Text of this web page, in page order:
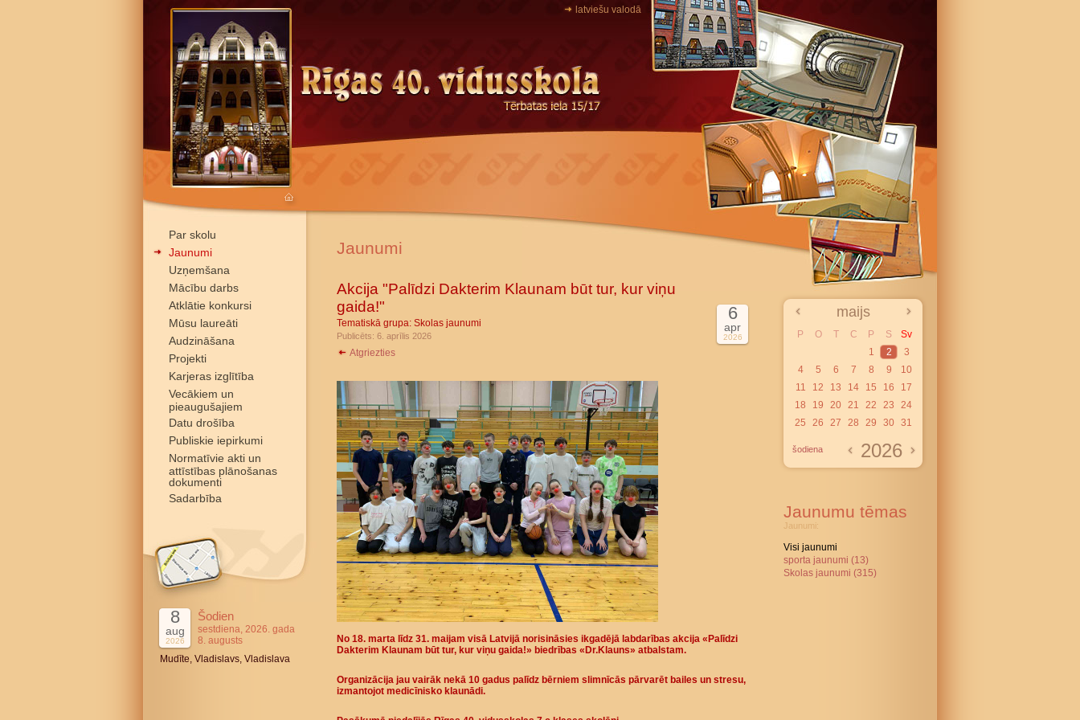
latviešu valodā
Par skolu
Jaunumi
Uzņemšana
Mācību darbs
Atklātie konkursi
Mūsu laureāti
Audzināšana
Projekti
Karjeras izglītība
Vecākiem un
pieaugušajiem
Datu drošība
Publiskie iepirkumi
Normatīvie akti un
attīstības plānošanas
dokumenti
Sadarbība
8
aug
2026
Šodien
sestdiena, 2026. gada
8. augusts
Mudīte, Vladislavs, Vladislava
Jaunumi
Akcija "Palīdzi Dakterim Klaunam būt tur, kur viņu
gaida!"
Tematiskā grupa: Skolas jaunumi
Publicēts: 6. aprīlis 2026
6
apr
2026
Atgriezties
No 18. marta līdz 31. maijam visā Latvijā norisināsies ikgadējā labdarības akcija «Palīdzi
Dakterim Klaunam būt tur, kur viņu gaida!» biedrības «Dr.Klauns» atbalstam.
Organizācija jau vairāk nekā 10 gadus palīdz bērniem slimnīcās pārvarēt bailes un stresu,
izmantojot medicīnisko klaunādi.
maijs
P O T C P S
Sv
1
2
3
4
5 6 7 8 9
10
11
12 13 14 15 16
17
18
19 20 21 22 23
24
25
26 27 28 29 30 31
šodiena 2026
Jaunumu tēmas
Jaunumi:
Visi jaunumi
sporta jaunumi (13)
Skolas jaunumi (315)